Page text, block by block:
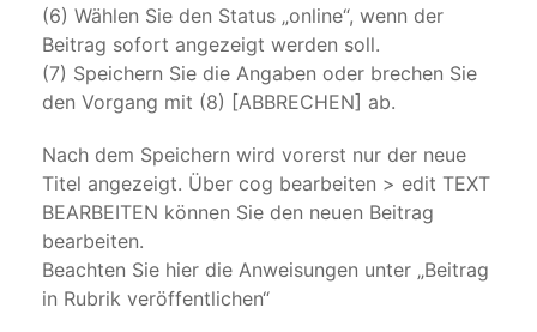
(6) Wählen Sie den Status „online“, wenn der
Beitrag sofort angezeigt werden soll.
(7) Speichern Sie die Angaben oder brechen Sie
den Vorgang mit (8) [ABBRECHEN] ab.
Nach dem Speichern wird vorerst nur der neue
Titel angezeigt. Über cog bearbeiten > edit TEXT
BEARBEITEN können Sie den neuen Beitrag
bearbeiten.
Beachten Sie hier die Anweisungen unter „Beitrag
in Rubrik veröffentlichen“